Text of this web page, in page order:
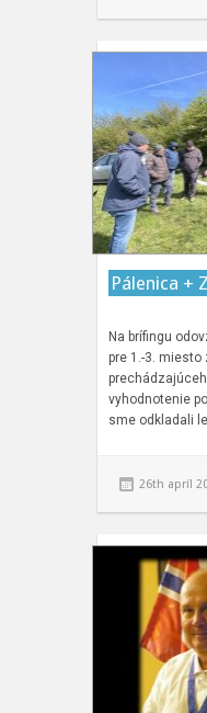
Pálenica +
Na brífingu
pre 1.-3.
vyhodnotenie
sme odkladali
26th apríl